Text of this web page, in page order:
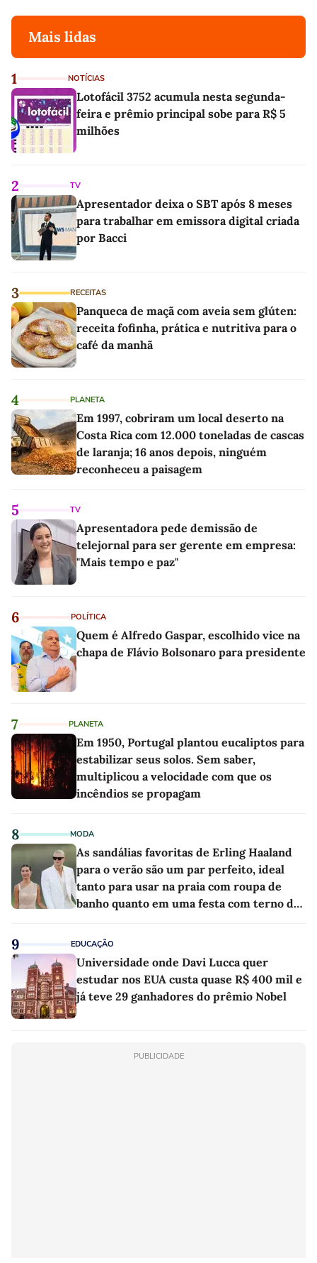
Mais lidas
1 NOTÍCIAS
Lotofácil 3752 acumula nesta segunda-
feira e prêmio principal sobe para R$ 5
milhões
2 TV
Apresentador deixa o SBT após 8 meses
para trabalhar em emissora digital criada
por Bacci
3 RECEITAS
Panqueca de maçã com aveia sem glúten:
receita fofinha, prática e nutritiva para o
café da manhã
4 PLANETA
Em 1997, cobriram um local deserto na
Costa Rica com 12.000 toneladas de cascas
de laranja; 16 anos depois, ninguém
reconheceu a paisagem
5 TV
Apresentadora pede demissão de
telejornal para ser gerente em empresa:
"Mais tempo e paz"
6 POLÍTICA
Quem é Alfredo Gaspar, escolhido vice na
chapa de Flávio Bolsonaro para presidente
7 PLANETA
Em 1950, Portugal plantou eucaliptos para
estabilizar seus solos. Sem saber,
multiplicou a velocidade com que os
incêndios se propagam
8 MODA
As sandálias favoritas de Erling Haaland
para o verão são um par perfeito, ideal
tanto para usar na praia com roupa de
banho quanto em uma festa com terno de
9 EDUCAÇÃO
Universidade onde Davi Lucca quer
estudar nos EUA custa quase R$ 400 mil e
já teve 29 ganhadores do prêmio Nobel
PUBLICIDADE